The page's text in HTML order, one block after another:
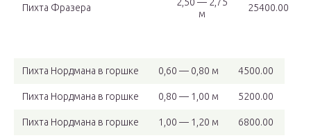
Пихта Фразера
м
25400.00
Пихта Нордмана в горшке 0,60 — 0,80 м 4500.00
Пихта Нордмана в горшке 0,80 — 1,00 м 5200.00
Пихта Нордмана в горшке 1,00 — 1,20 м 6800.00